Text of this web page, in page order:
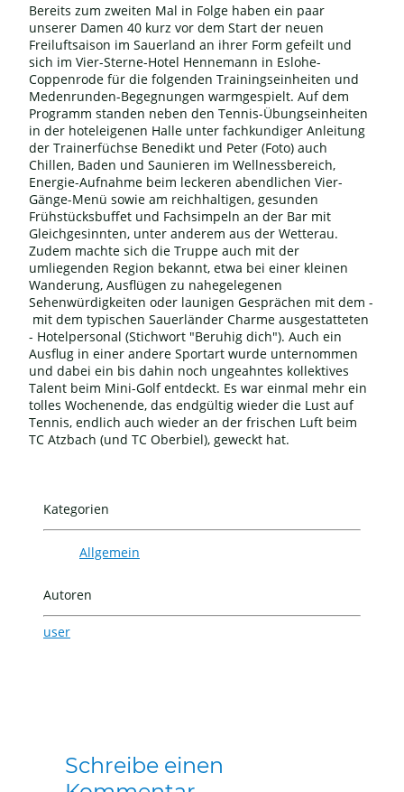
Bereits zum zweiten Mal in Folge haben ein paar
unserer Damen 40 kurz vor dem Start der neuen
Freiluftsaison im Sauerland an ihrer Form gefeilt und
sich im Vier-Sterne-Hotel Hennemann in Eslohe-
Coppenrode für die folgenden Trainingseinheiten und
Medenrunden-Begegnungen warmgespielt. Auf dem
Programm standen neben den Tennis-Übungseinheiten
in der hoteleigenen Halle unter fachkundiger Anleitung
der Trainerfüchse Benedikt und Peter (Foto) auch
Chillen, Baden und Saunieren im Wellnessbereich,
Energie-Aufnahme beim leckeren abendlichen Vier-
Gänge-Menü sowie am reichhaltigen, gesunden
Frühstücksbuffet und Fachsimpeln an der Bar mit
Gleichgesinnten, unter anderem aus der Wetterau.
Zudem machte sich die Truppe auch mit der
umliegenden Region bekannt, etwa bei einer kleinen
Wanderung, Ausflügen zu nahegelegenen
Sehenwürdigkeiten oder launigen Gesprächen mit dem -
mit dem typischen Sauerländer Charme ausgestatteten
- Hotelpersonal (Stichwort "Beruhig dich"). Auch ein
Ausflug in einer andere Sportart wurde unternommen
und dabei ein bis dahin noch ungeahntes kollektives
Talent beim Mini-Golf entdeckt. Es war einmal mehr ein
tolles Wochenende, das endgültig wieder die Lust auf
Tennis, endlich auch wieder an der frischen Luft beim
TC Atzbach (und TC Oberbiel), geweckt hat.
Kategorien
Allgemein
Autoren
user
Schreibe einen